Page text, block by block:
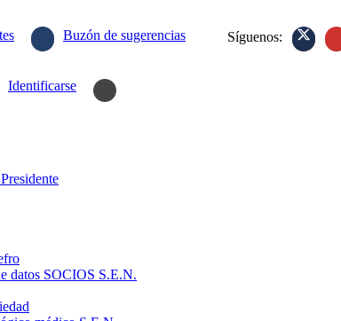
Buzón de sugerencias Síguenos:
Identificarse
datos SOCIOS S.E.N.